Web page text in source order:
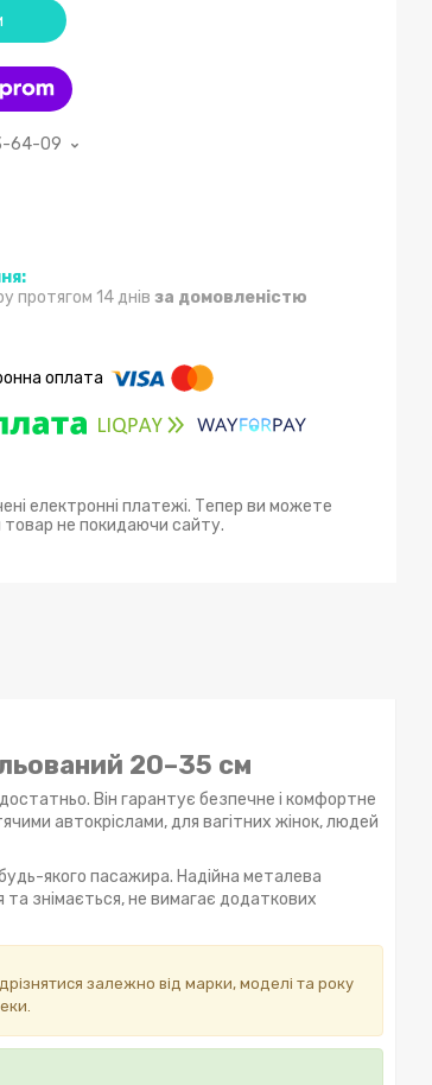
64-09
протягом 14 днів за домовленістю
електронні платежі. Тепер ви можете
не покидаючи сайту.
20–35 см
Він гарантує безпечне і комфортне
автокріслами, для вагітних жінок, людей
якого пасажира. Надійна металева
знімається, не вимагає додаткових
залежно від марки, моделі та року